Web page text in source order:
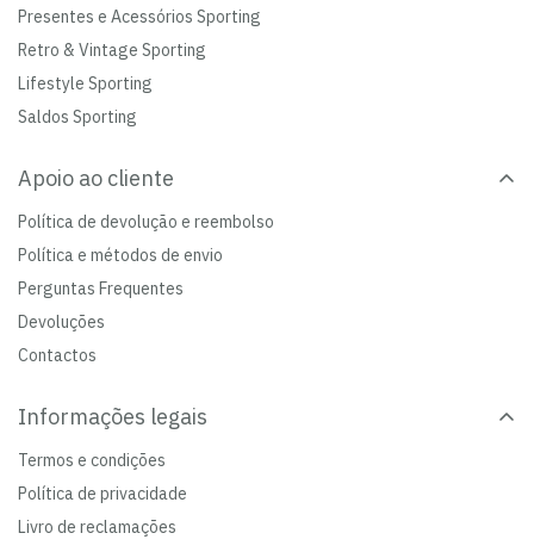
Presentes e Acessórios Sporting
Retro & Vintage Sporting
Lifestyle Sporting
Saldos Sporting
Apoio ao cliente
Política de devolução e reembolso
Política e métodos de envio
Perguntas Frequentes
Devoluções
Contactos
Informações legais
Termos e condições
Política de privacidade
Livro de reclamações